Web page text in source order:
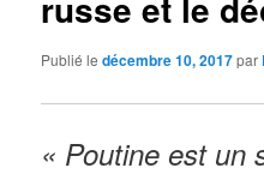
Publié ledécembre 10, 2017par
« Poutine est un